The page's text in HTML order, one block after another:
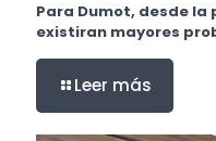
Para Dumot, desde
existiran mayores
Leer más